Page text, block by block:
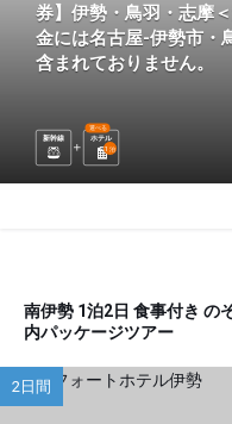
券】伊勢・鳥羽・志
金には名古屋-伊勢市・
含まれておりません。
新幹線 ホテル
選べる
1 泊
南伊勢 1泊2日 食事付き の
内パッケージツアー
2日間